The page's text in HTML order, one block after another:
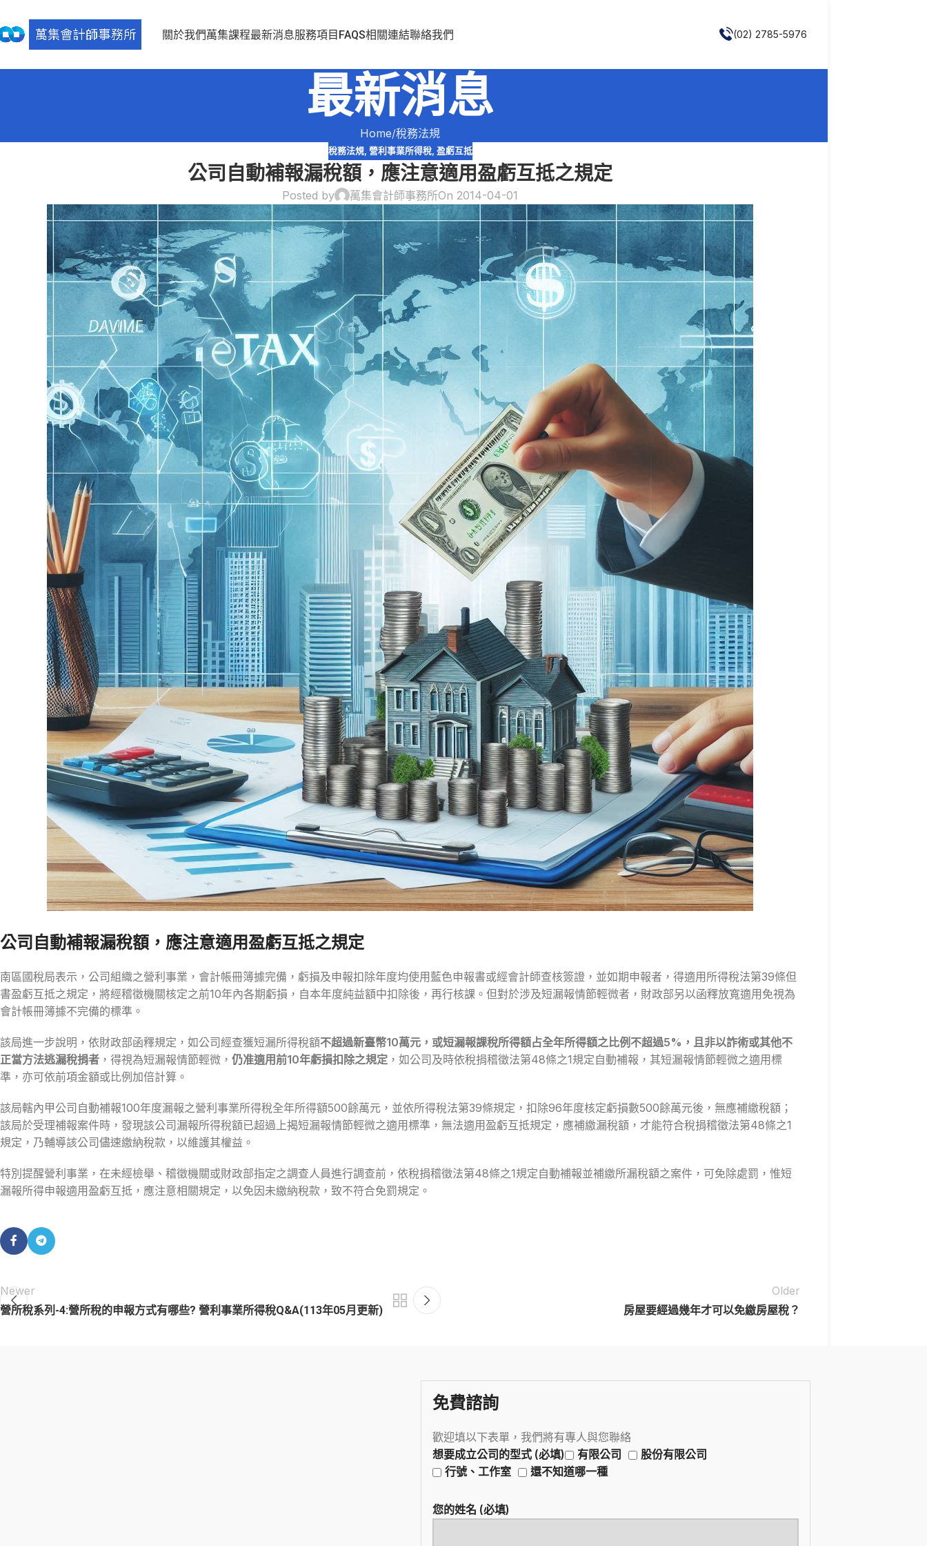
關於我們萬集課程最新消息服務項目 FAQS相關連結聯絡我們 (02) 2785-5976
最新消息
Home 稅務法規
稅務法規, 營利事業所得稅, 盈虧互抵
公司自動補報漏稅額，應注意適用盈虧互抵之規定
Posted by 萬集會計師事務所On 2014-04-01
公司自動補報漏稅額，應注意適用盈虧互抵之規定
南區國稅局表示，公司組織之營利事業，會計帳冊簿據完備，虧損及申報扣除年度均使用藍色申報書或經會計師查核簽證，並如期申報者，得適用所得稅法第39條但
書盈虧互抵之規定，將經稽徵機關核定之前10年內各期虧損，自本年度純益額中扣除後，再行核課。但對於涉及短漏報情節輕微者，財政部另以函釋放寬適用免視為
會計帳冊簿據不完備的標準。
該局進一步說明，依財政部函釋規定，如公司經查獲短漏所得稅額不超過新臺幣10萬元，或短漏報課稅所得額占全年所得額之比例不超過5%，且非以詐術或其他不
正當方法逃漏稅捐者 ，得視為短漏報情節輕微， 仍准適用前10年虧損扣除之規定 ，如公司及時依稅捐稽徵法第48條之1規定自動補報，其短漏報情節輕微之適用標
準，亦可依前項金額或比例加倍計算。
該局轄內甲公司自動補報100年度漏報之營利事業所得稅全年所得額500餘萬元，並依所得稅法第39條規定，扣除96年度核定虧損數500餘萬元後，無應補繳稅額；
該局於受理補報案件時，發現該公司漏報所得稅額已超過上揭短漏報情節輕微之適用標準，無法適用盈虧互抵規定，應補繳漏稅額，才能符合稅捐稽徵法第48條之1
規定，乃輔導該公司儘速繳納稅款，以維護其權益。
特別提醒營利事業，在未經檢舉、稽徵機關或財政部指定之調查人員進行調查前，依稅捐稽徵法第48條之1規定自動補報並補繳所漏稅額之案件，可免除處罰，惟短
漏報所得申報適用盈虧互抵，應注意相關規定，以免因未繳納稅款，致不符合免罰規定。
Newer
營所稅系列-4:營所稅的申報方式有哪些? 營利事業所得稅Q&A(113年05月更新)
Older
房屋要經過幾年才可以免繳房屋稅？
免費諮詢
歡迎填以下表單，我們將有專人與您聯絡
想要成立公司的型式 (必填)
有限公司
股份有限公司
行號、工作室
還不知道哪一種
您的姓名 (必填)